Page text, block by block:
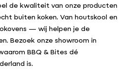
de kwaliteit van onze producten
buiten koken. Van houtskool en
— wij helpen je de
Bezoek onze showroom in
BBQ & Bites dé
is.